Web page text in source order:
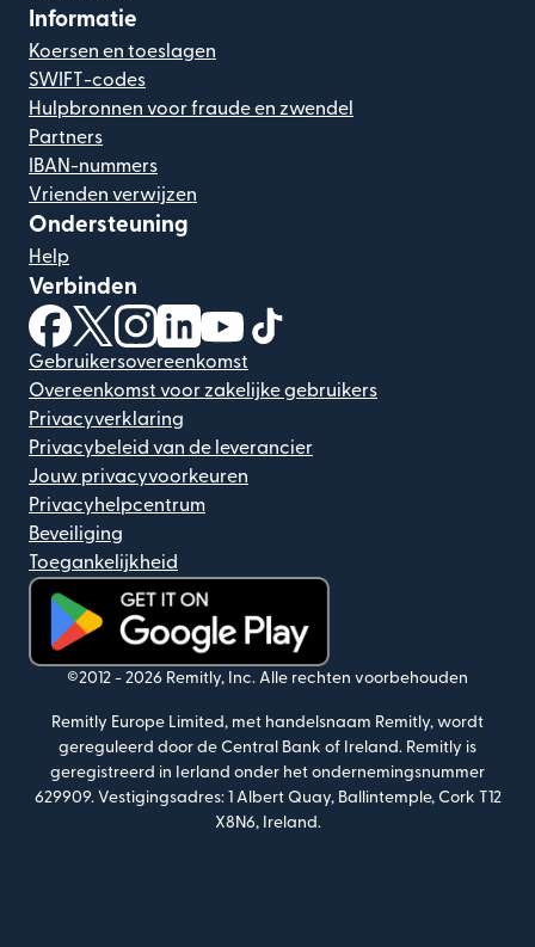
Informatie
Koersen en toeslagen
SWIFT-codes
Hulpbronnen voor fraude en zwendel
Partners
IBAN-nummers
Vrienden verwijzen
Ondersteuning
Help
Verbinden
(wordt geopend in een nieuw venster)
(wordt geopend in een nieuw venster)
(wordt geopend in een nieuw venster)
(wordt geopend in een nieuw venster)
(wordt geopend in een nieuw
Gebruikersovereenkomst
Overeenkomst voor zakelijke gebruikers
Privacyverklaring
Privacybeleid van de leverancier
Jouw privacyvoorkeuren
Privacyhelpcentrum
Beveiliging
Toegankelijkheid
(wordt geopend in een nieuw venster)
©2012 - 2026 Remitly, Inc. Alle rechten voorbehouden
Remitly Europe Limited, met handelsnaam Remitly, wordt
gereguleerd door de Central Bank of Ireland. Remitly is
geregistreerd in Ierland onder het ondernemingsnummer
629909. Vestigingsadres: 1 Albert Quay, Ballintemple, Cork T12
X8N6, Ireland.